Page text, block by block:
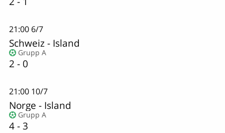
21:00 6/7
Schweiz- Island
Grupp A
2 - 0
21:00 10/7
Norge - Island
Grupp A
4 - 3